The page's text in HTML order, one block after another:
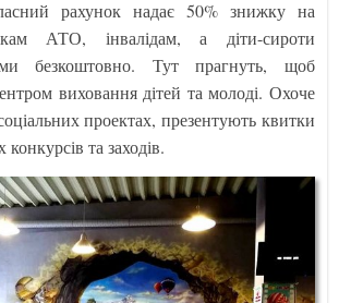
рахунок надає 50% знижку на
АТО, інвалідам, а діти-сироти
безкоштовно. Тут прагнуть, щоб
виховання дітей та молоді. Охоче
проектах, презентують квитки
та заходів.